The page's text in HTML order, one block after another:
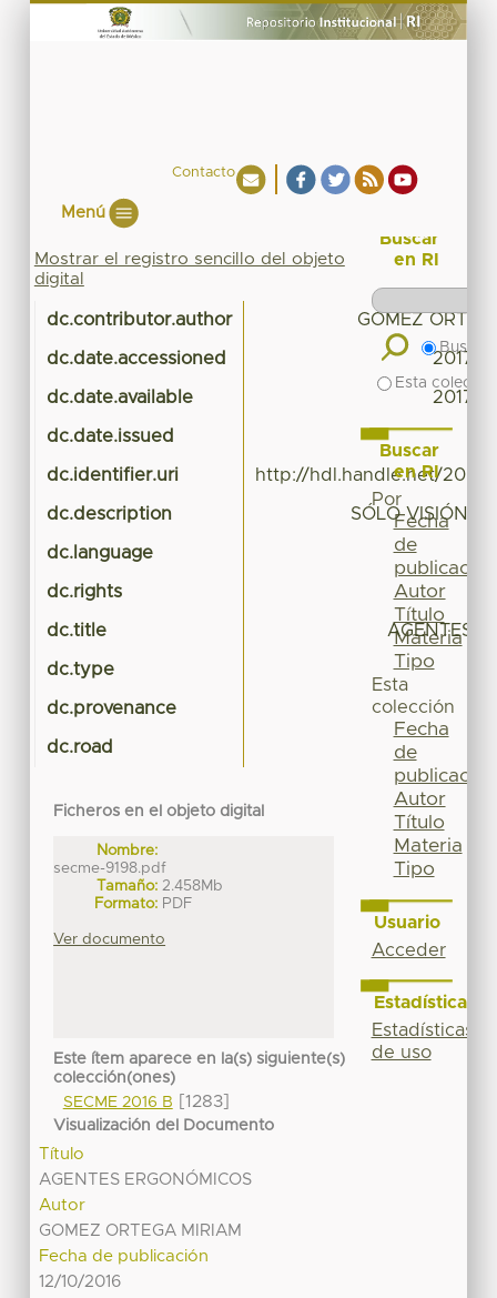
Contacto
Menú
Mostrar el registro sencillo del objeto
digital
dc.contributor.author GOMEZ
dc.date.accessioned 2017-
dc.date.available 2017-
dc.date.issued
dc.identifier.uri http://hdl.handle.net/
dc.description SÓLO VISIÓN
dc.language
dc.rights
dc.title AGENTES
dc.type
dc.provenance
dc.road
Ficheros en el objeto digital
Nombre:
secme-9198.pdf
Tamaño: 2.458Mb
Formato: PDF
Ver documento
Este ítem aparece en la(s) siguiente(s)
colección(ones)
SECME 2016 B
[1283]
Visualización del Documento
Título
AGENTES ERGONÓMICOS
Autor
GOMEZ ORTEGA MIRIAM
Fecha de publicación
12/10/2016
Buscar
en RI
Buscar
Esta
Buscar
en RI
Por
Fecha
de
publicación
Autor
Título
Materia
Tipo
Esta
colección
Fecha
de
publicación
Autor
Título
Materia
Tipo
Usuario
Acceder
Estadísticas
Estadísticas
de uso